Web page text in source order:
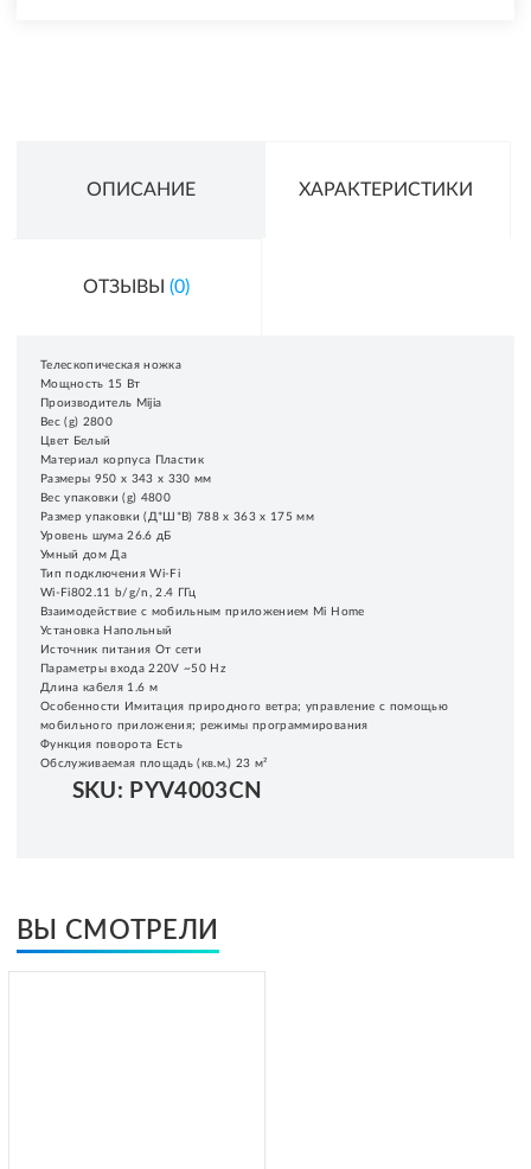
ОПИСАНИЕ ХАРАКТЕРИСТИКИ
ОТЗЫВЫ (0)
Телескопическая ножка
Мощность 15 Вт
Производитель Mijia
Вес (g) 2800
Цвет Белый
Материал корпуса Пластик
Размеры 950 x 343 x 330 мм
Вес упаковки (g) 4800
Размер упаковки (Д*Ш*В) 788 х 363 х 175 мм
Уровень шума 26.6 дБ
Умный дом Да
Тип подключения Wi-Fi
Wi-Fi802.11 b/g/n, 2.4 ГГц
Взаимодействие с мобильным приложением Mi Home
Установка Напольный
Источник питания От сети
Параметры входа 220V ~50 Hz
Длина кабеля 1.6 м
Особенности Имитация природного ветра; управление с помощью
мобильного приложения; режимы программирования
Функция поворота Есть
Обслуживаемая площадь (кв.м.) 23 м²
SKU: PYV4003CN
ВЫ СМОТРЕЛИ